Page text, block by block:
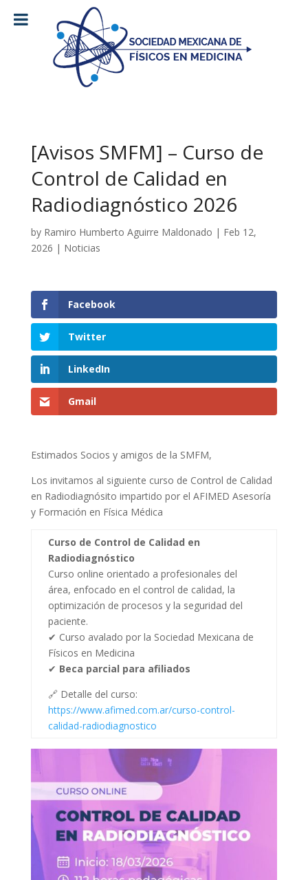
[Avisos SMFM] – Curso de
Control de Calidad en
Radiodiagnóstico 2026
by Ramiro Humberto Aguirre Maldonado | Feb 12,
2026 | Noticias
Facebook
Twitter
LinkedIn
Gmail
Estimados Socios y amigos de la SMFM,
Los invitamos al siguiente curso de Control de Calidad
en Radiodiagnósito impartido por el AFIMED Asesoría
y Formación en Física Médica
Curso de Control de Calidad en
Radiodiagnóstico
Curso online orientado a profesionales del
área, enfocado en el control de calidad, la
optimización de procesos y la seguridad del
paciente.
✔ Curso avalado por la Sociedad Mexicana de
Físicos en Medicina
✔ Beca parcial para afiliados
🔗 Detalle del curso:
https://www.afimed.com.ar/curso-control-
calidad-radiodiagnostico